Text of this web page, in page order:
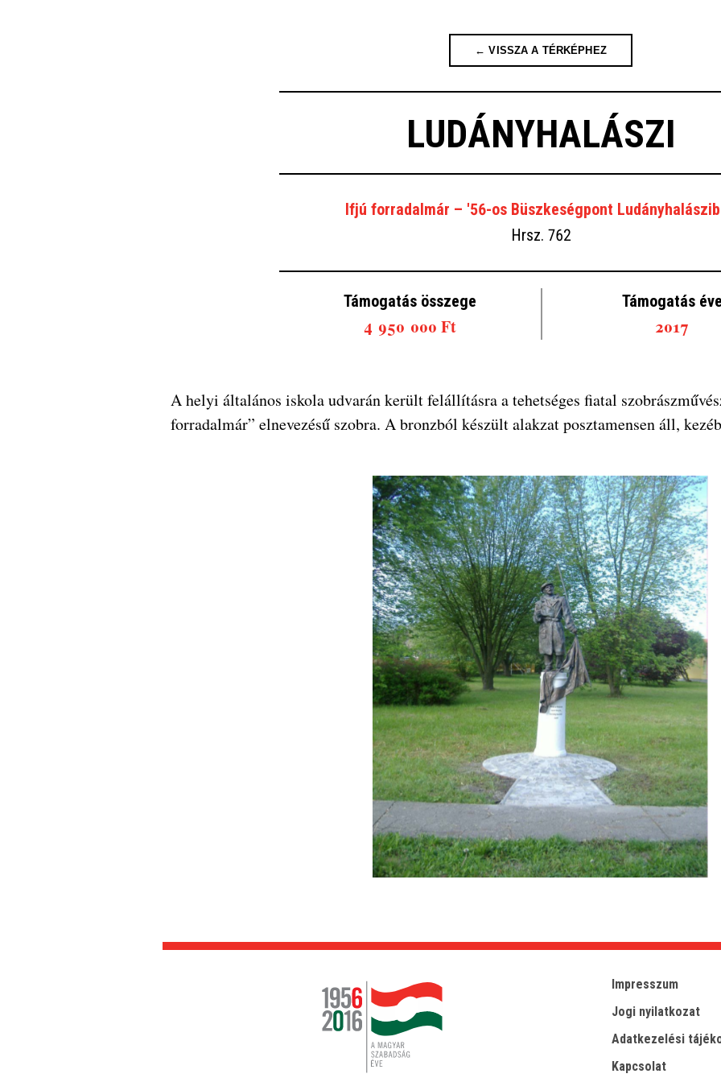
← VISSZA A TÉRKÉPHEZ
LUDÁNYHALÁSZI
Ifjú forradalmár – '56-os Büszkeségpont
Hrsz. 762
Támogatás összege
4 950 000 Ft
Támogatás éve
2017
A helyi általános iskola udvarán került felállításra a tehetséges fiatal
forradalmár” elnevezésű szobra. A bronzból készült alakzat posztamensen áll,
Impresszum
Jogi nyilatkozat
Adatkezelési
Kapcsolat